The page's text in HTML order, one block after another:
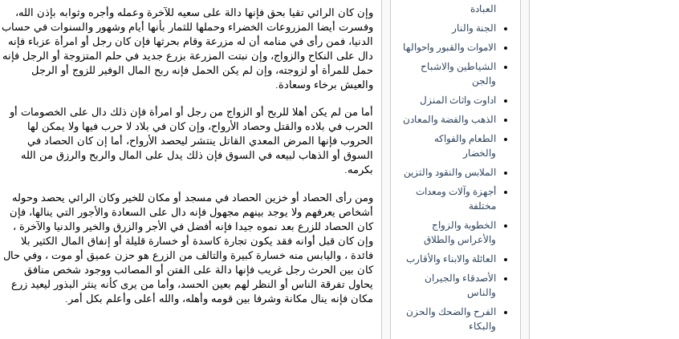
وإن كان الرائي تقيا بحق فإنها دالة على سعيه للآخرة وعمله وأجره وثوابه بإذن الله،
وفسرت أيضا المزروعات الخضراء وحملها للثمار بأنها أيام وشهور والسنوات في حساب
الدنيا، فمن رأى في منامه أن له مزرعة وقام بحرثها فإن كان رجل أو امرأة عزباء فإنه
دال على النكاح والزواج، وإن نبتت المزرعة بزرع جديد في حلم المتزوجة أو الرجل فإنه
حمل للمرأة أو لزوجته، وإن لم يكن الحمل فإنه ربح المال الوفير للزوج أو الرجل
والعيش برخاء وسعادة.
أما من لم يكن أهلا للربح أو الزواج من رجل أو امرأة فإن ذلك دال على الخصومات أو
الحرب في بلاده والقتل وحصاد الأرواح، وإن كان في بلاد لا حرب فيها ولا يمكن لها
الحروب فإنها المرض المعدي القاتل ينتشر ليحصد الأرواح، أما إن كان الحصاد في
السوق أو الذهاب لبيعه في السوق فإن ذلك يدل على المال والربح والرزق من الله
بكرمه.
ومن رأى الحصاد أو خزين الحصاد في مسجد أو مكان للخير وكان الرائي يحصد وحوله
أشخاص يعرفهم ولا يوجد بينهم مجهول فإنه دال على السعادة والأجور التي ينالها، فإن
كان الحصاد للزرع بعد نموه جيدا فإنه أفضل في الأجر والزرق والخير والدنيا والآخرة ،
وإن كان قبل أوانه فقد يكون تجارة كاسدة أو خسارة قليلة أو إنفاق المال الكثير بلا
فائدة ، واليابس منه خسارة كبيرة والتالف من الزرع هو حزن عميق أو موت ، وفي حال
كان بين الحرث رجل غريب فإنها دالة على الفتن أو المصائب ووجود شخص منافق
يحاول تفرقة الناس أو النظر لهم بعين الحسد، وأما من يرى كأنه ينثر البذور ليعيد زرع
مكان فإنه ينال مكانة وشرفا بين قومه وأهله، والله أعلى وأعلم بكل أمر.
العبادة
الجنة والنار
الاموات والقبور واحوالها
الشياطين والاشباح
والجن
اداوت واثاث المنزل
الذهب والفضة والمعادن
الطعام والفواكه
والخضار
الملابس والنقود والتزين
أجهزة وآلات ومعدات
مختلفة
الخطوبة والزواج
والأعراس والطلاق
العائلة والابناء والأقارب
الأصدقاء والجيران
والناس
الفرح والضحك والحزن
والبكاء